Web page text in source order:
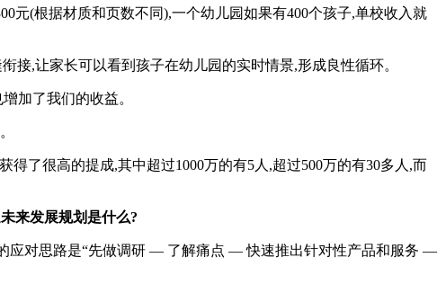
(根据材质和页数不同),一个幼儿园如果有400个孩子,单校收入就
,让家长可以看到孩子在幼儿园的实时情景,形成良性循环。
加了我们的收益。
了很高的提成,其中超过1000万的有5人,超过500万的有30多人,而
来发展规划是什么?
应对思路是“先做调研 — 了解痛点 — 快速推出针对性产品和服务 —